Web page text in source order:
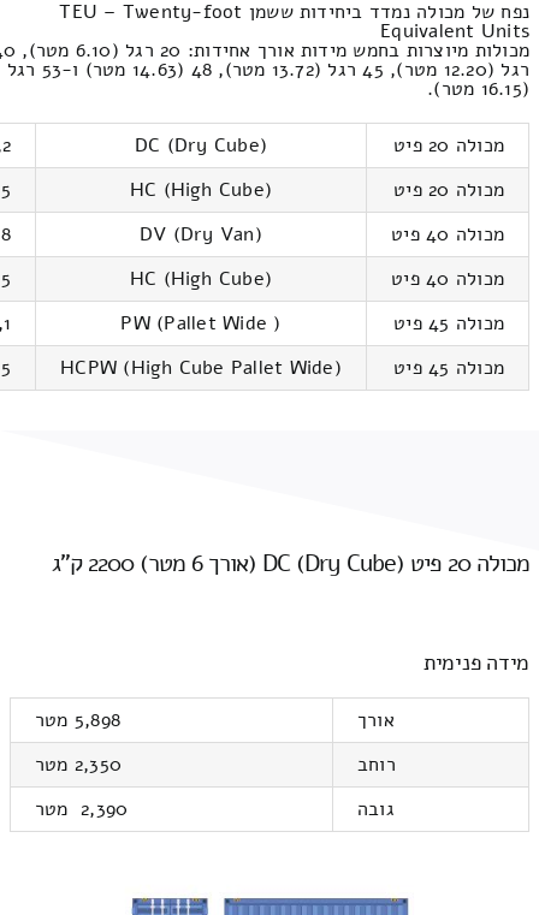
נפח של מכולה נמדד ביחידות ששמן TEU – Twenty-foot
Equivalent Units
מכולות מיוצרות בחמש מידות
רגל (12.20 מטר), 45 רגל (13.72 מטר), 48 (14.63 מטר) ו-53 רגל
(16.15 מטר).
מכולה 20 פיט DC (Dry Cube)
מכולה 20 פיט
HC (High Cube)
מכולה 40 פיט
DV (Dry Van)
מכולה 40 פיט
HC (High Cube)
מכולה 45 פיט
PW (Pallet Wide )
מכולה 45 פיט
HCPW (High Cube Pallet Wide)
מכולה 20 פיט DC (Dry Cube) (אורך 6 מטר) 2200 ק"ג
מידה פנימית
אורך
5,898 מטר
רוחב
2,350 מטר
גובה
2,390 מטר